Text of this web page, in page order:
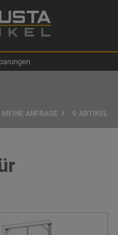
MEINE ANFRAGE 0 ARTIKEL